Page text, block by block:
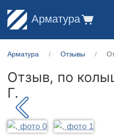
Арматура
Арматура Отзывы
Отзыв, по
Г.